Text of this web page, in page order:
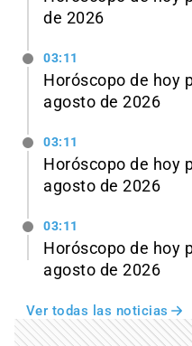
de 2026
03:11
Horóscopo de hoy
agosto de 2026
03:11
Horóscopo de hoy
agosto de 2026
03:11
Horóscopo de hoy
agosto de 2026
Ver todas las noticias